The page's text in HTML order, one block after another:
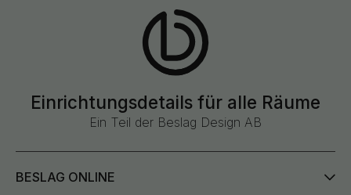
Einrichtungsdetails für alle Räume
Ein Teil der Beslag Design AB
BESLAG ONLINE